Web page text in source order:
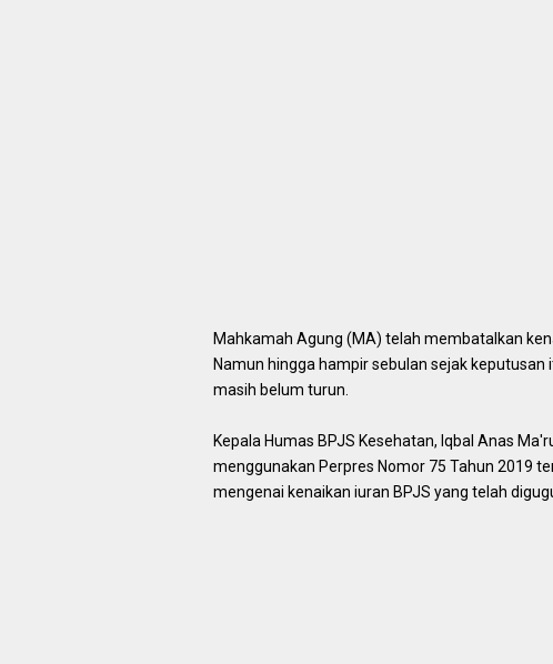
Mahkamah Agung (MA) telah membatalkan
Namun hingga hampir sebulan sejak
masih belum turun.
Kepala Humas BPJS Kesehatan, Iqbal Anas
menggunakan Perpres Nomor 75 Tahun 2019
mengenai kenaikan iuran BPJS yang telah